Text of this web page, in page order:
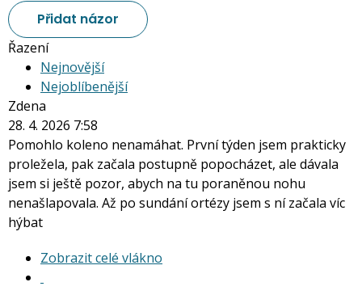
Přidat názor
Řazení
Nejnovější
Nejoblíbenější
Zdena
28. 4. 2026 7:58
Pomohlo koleno nenamáhat. První týden jsem prakticky
proležela, pak začala postupně popocházet, ale dávala
jsem si ještě pozor, abych na tu poraněnou nohu
nenašlapovala. Až po sundání ortézy jsem s ní začala víc
hýbat
Zobrazit celé vlákno